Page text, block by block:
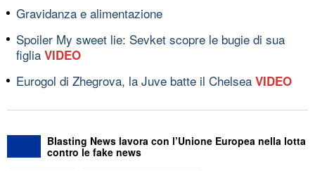
Gravidanza e alimentazione
Spoiler My sweet lie: Sevket scopre le bugie di sua
figlia VIDEO
Eurogol di Zhegrova, la Juve batte il Chelsea VIDEO
Blasting News lavora con l’Unione Europea nella lotta
contro le fake news